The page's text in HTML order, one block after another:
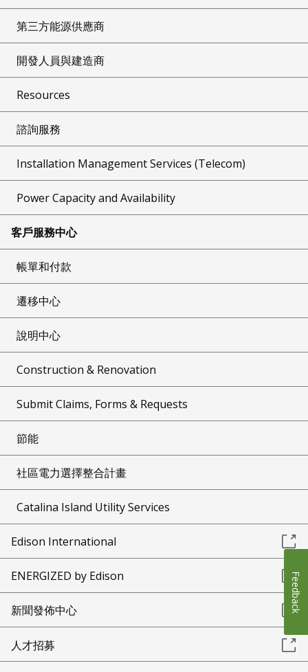
第三方能源供應商
開發人員與建造商
Resources
諮詢服務
Installation Management Services (Telecom)
Power Capacity and Availability
客戶服務中心
帳單和付款
遷移中心
說明中心
Construction & Renovation
Submit Claims, Forms & Requests
節能
社區電力選擇整合計畫
Catalina Island Utility Services
Edison International
ENERGIZED by Edison
新聞發佈中心
人才招募
Feedback